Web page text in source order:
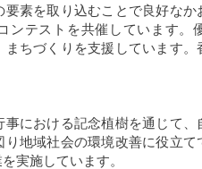
素を取り込むことで良好なか
ンテストを共催しています。
ちづくりを支援しています
における記念植樹を通じて、
地域社会の環境改善に役立
実施しています。